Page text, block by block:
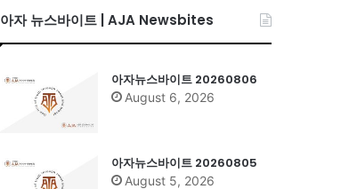
아자 뉴스바이트 | AJA Newsbites
아자뉴스바이트 20260806
August 6, 2026
아자뉴스바이트 20260805
August 5, 2026